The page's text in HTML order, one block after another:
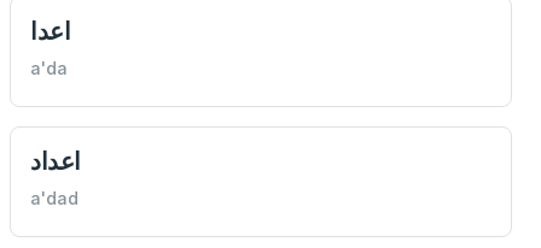
اعدا
a'da
اعداد
a'dad